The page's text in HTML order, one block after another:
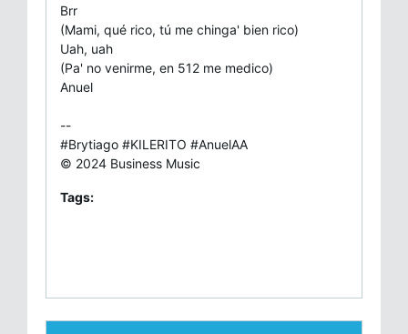
Brr
(Mami, qué rico, tú me chinga' bien rico)
Uah, uah
(Pa' no venirme, en 512 me medico)
Anuel
--
#Brytiago #KILERITO #AnuelAA
© 2024 Business Music
Tags: